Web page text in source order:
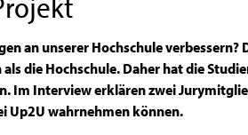
an unserer Hochschule verbessern?
die Hochschule. Daher hat die
Im Interview erklären zwei
Up2U wahrnehmen können.